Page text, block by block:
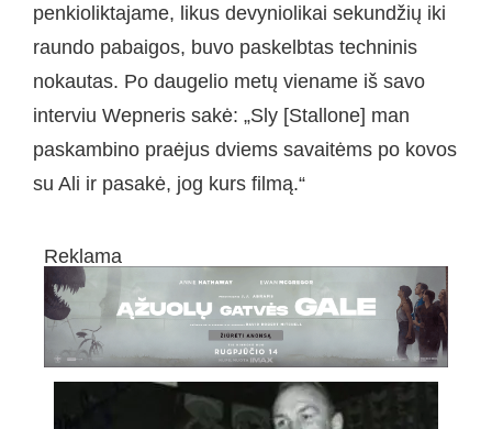
penkioliktajame, likus devyniolikai sekundžių iki
raundo pabaigos, buvo paskelbtas techninis
nokautas. Po daugelio metų viename iš savo
interviu Wepneris sakė: „Sly [Stallone] man
paskambino praėjus dviems savaitėms po kovos
su Ali ir pasakė, jog kurs filmą.“
Reklama